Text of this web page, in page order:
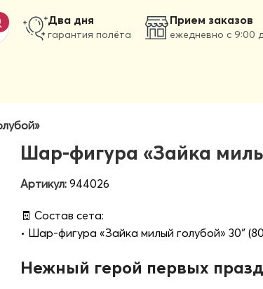
Два дня
гарантия полёта
Прием заказов
ежедневно с 9:00
Шар-фигура «Зайка
Артикул: 944026
🧾 Состав сета:
• Шар-фигура «Зайка милый голубой» 30″
Нежный герой первых